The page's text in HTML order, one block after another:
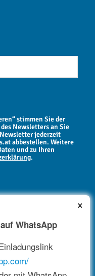
stimmen Sie der
Newsletters an Sie
jederzeit
abbestellen. Weitere
und zu Ihren
.
×
WhatsApp